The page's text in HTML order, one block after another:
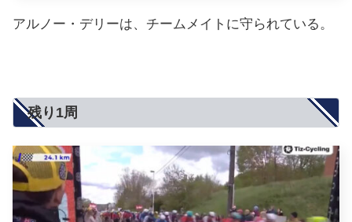
アルノー・デリーは、チームメイトに守られている。
残り1周